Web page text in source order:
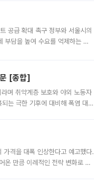
공급 확대 촉구 정부와 서울시의
부담을 높여 수요를 억제하는 카
[종합]
며 취약계층 보호와 야외 노동자
는 극한 기후에 대비해 폭염 대응
격을 대폭 인상한다고 예고했다.
온 만큼 이례적인 전략 변화로 평